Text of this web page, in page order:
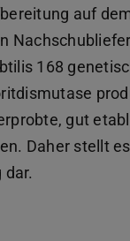
auf
168
gut
Daher stellt
dar.